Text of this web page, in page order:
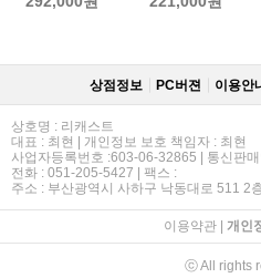
상점정보 PC버젼 이용안
상호명 : 리캐스트
대표 : 최현 | 개인정보 보호 책임자 : 최현
사업자등록번호 :603-06-32865 | 통신판
전화 : 051-205-5427 | 팩스 :
주소 : 부산광역시 사하구 낙동대로 511 2
이용약관| 개인
ⓒ All rights